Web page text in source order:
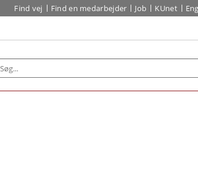
Find vej Find en medarbejder Job KUnet